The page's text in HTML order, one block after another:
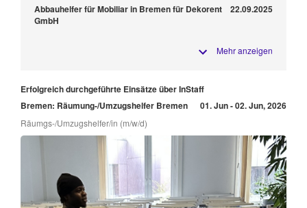
Abbauhelfer für Mobiliar in Bremen für Dekorent
GmbH
22.09.2025
Mehr anzeigen
Erfolgreich durchgeführte Einsätze über InStaff
Bremen: Räumung-/Umzugshelfer Bremen
01. Jun - 02. Jun, 2026
Räumgs-/Umzugshelfer/in (m/w/d)